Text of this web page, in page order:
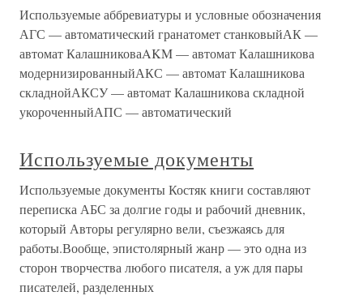
Используемые аббревиатуры и условные обозначения
АГС — автоматический гранатомет станковыйАК —
автомат КалашниковаAKM — автомат Калашникова
модернизированныйАКС — автомат Калашникова
складнойАКСУ — автомат Калашникова складной
укороченныйАПС — автоматический
Используемые документы
Используемые документы Костяк книги составляют
переписка АБС за долгие годы и рабочий дневник,
который Авторы регулярно вели, съезжаясь для
работы.Вообще, эпистолярный жанр — это одна из
сторон творчества любого писателя, а уж для пары
писателей, разделенных